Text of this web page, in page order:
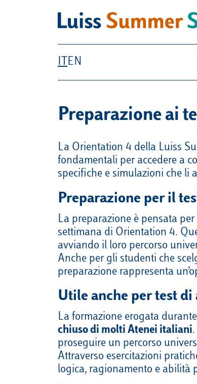
Summer School
IT EN
Preparazione ai
La Orientation 4 della Luiss
fondamentali per accedere a
specifiche e simulazioni che li
Preparazione per il
La preparazione è pensata
settimana di Orientation 4.
avviando il loro percorso
Anche per gli studenti che
preparazione rappresenta
Utile anche per test
La formazione erogata
chiuso di molti Atenei italiani
proseguire un percorso
Attraverso esercitazioni
logica, ragionamento e abilità